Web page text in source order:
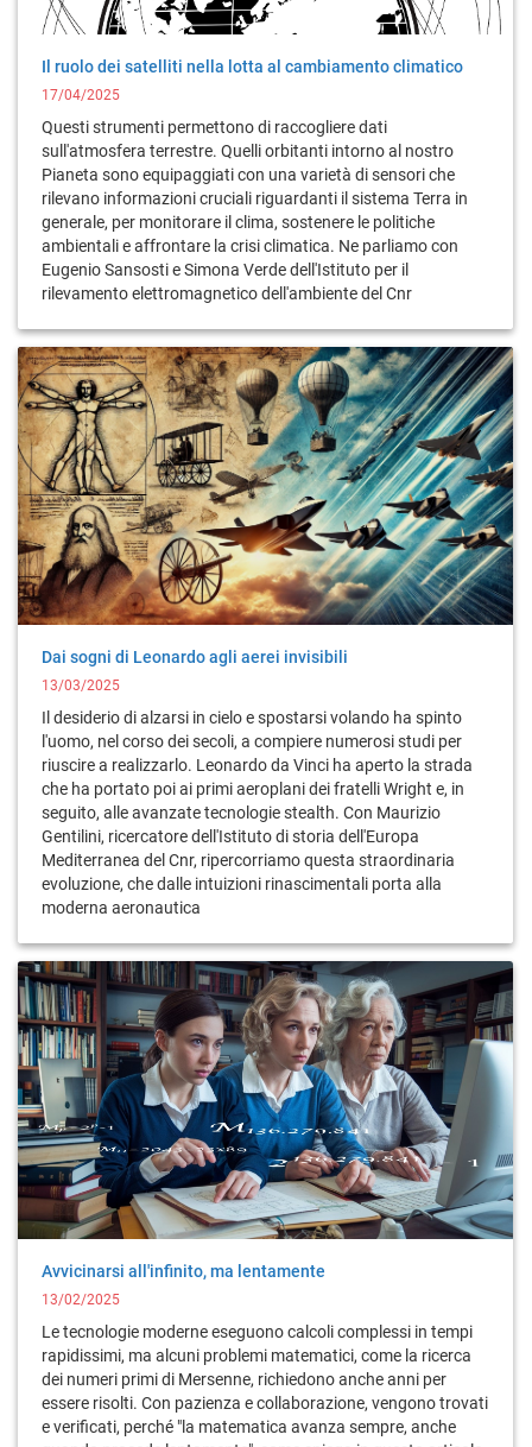
Il ruolo dei satelliti nella lotta al cambiamento climatico
17/04/2025
Questi strumenti permettono di raccogliere dati
sull'atmosfera terrestre. Quelli orbitanti intorno al nostro
Pianeta sono equipaggiati con una varietà di sensori che
rilevano informazioni cruciali riguardanti il sistema Terra in
generale, per monitorare il clima, sostenere le politiche
ambientali e affrontare la crisi climatica. Ne parliamo con
Eugenio Sansosti e Simona Verde dell'Istituto per il
rilevamento elettromagnetico dell'ambiente del Cnr
Dai sogni di Leonardo agli aerei invisibili
13/03/2025
Il desiderio di alzarsi in cielo e spostarsi volando ha spinto
l'uomo, nel corso dei secoli, a compiere numerosi studi per
riuscire a realizzarlo. Leonardo da Vinci ha aperto la strada
che ha portato poi ai primi aeroplani dei fratelli Wright e, in
seguito, alle avanzate tecnologie stealth. Con Maurizio
Gentilini, ricercatore dell'Istituto di storia dell'Europa
Mediterranea del Cnr, ripercorriamo questa straordinaria
evoluzione, che dalle intuizioni rinascimentali porta alla
moderna aeronautica
Avvicinarsi all'infinito, ma lentamente
13/02/2025
Le tecnologie moderne eseguono calcoli complessi in tempi
rapidissimi, ma alcuni problemi matematici, come la ricerca
dei numeri primi di Mersenne, richiedono anche anni per
essere risolti. Con pazienza e collaborazione, vengono trovati
e verificati, perché "la matematica avanza sempre, anche